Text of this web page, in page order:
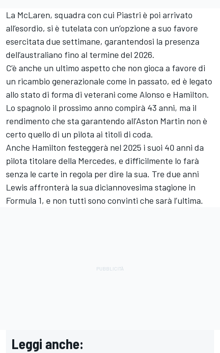
La McLaren, squadra con cui Piastri è poi arrivato
all’esordio, si è tutelata con un’opzione a suo favore
esercitata due settimane, garantendosi la presenza
dell’australiano fino al termine del 2026.
C’è anche un ultimo aspetto che non gioca a favore di
un ricambio generazionale come in passato, ed è legato
allo stato di forma di veterani come Alonso e Hamilton.
Lo spagnolo il prossimo anno compirà 43 anni, ma il
rendimento che sta garantendo all’Aston Martin non è
certo quello di un pilota ai titoli di coda.
Anche Hamilton festeggerà nel 2025 i suoi 40 anni da
pilota titolare della Mercedes, e difficilmente lo farà
senza le carte in regola per dire la sua. Tre due anni
Lewis affronterà la sua diciannovesima stagione in
Formula 1, e non tutti sono convinti che sarà l’ultima.
Leggi anche: